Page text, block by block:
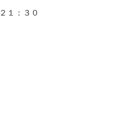
１：３０